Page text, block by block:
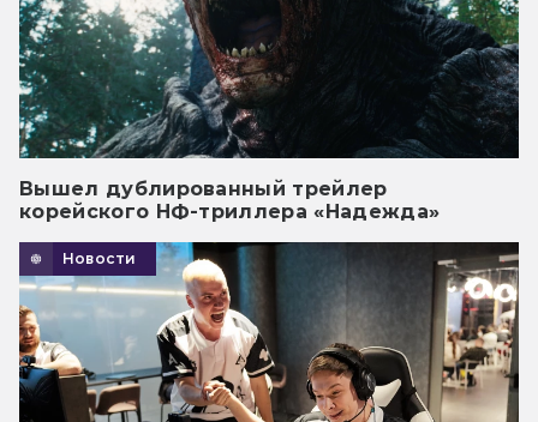
Вышел дублированный трейлер
корейского НФ-триллера «Надежда»
Новости